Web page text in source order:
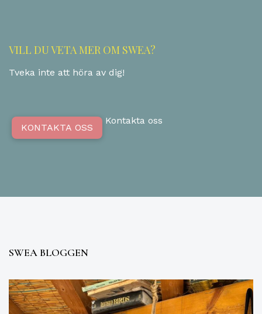
VILL DU VETA MER OM SWEA?
Tveka inte att höra av dig!
KONTAKTA OSS
Kontakta oss
SWEA BLOGGEN